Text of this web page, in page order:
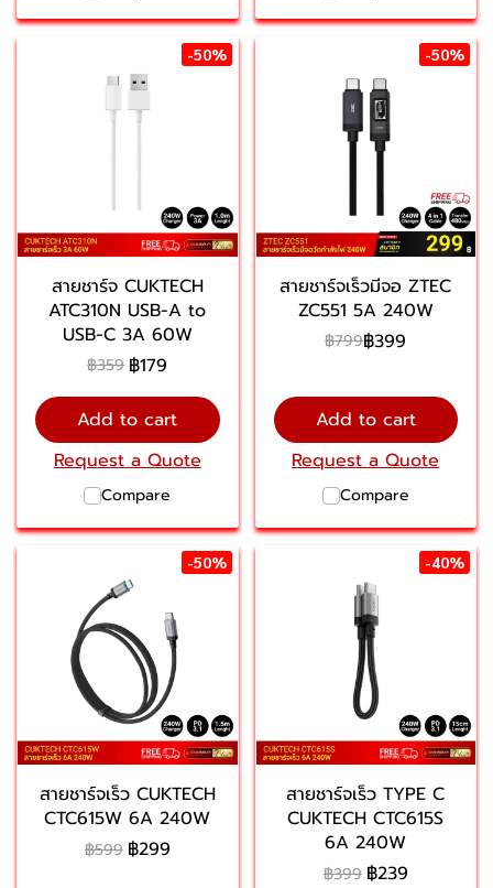
-50%
สายชาร์จ CUKTECH
ATC310N USB-A to
USB-C 3A 60W
฿359 ฿179
Add to cart
Request a Quote
Compare
-50%
สายชาร์จเร็วมีจอ ZTEC
ZC551 5A 240W
฿799฿399
Add to cart
Request a Quote
Compare
-50%
สายชาร์จเร็ว CUKTECH
CTC615W 6A 240W
฿599 ฿299
-40%
สายชาร์จเร็ว TYPE C
CUKTECH CTC615S
6A 240W
฿399 ฿239